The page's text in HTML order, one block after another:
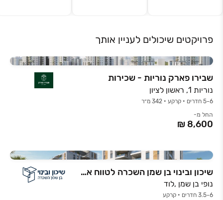
פרויקטים שיכולים לעניין אותך
שבירו פארק נוריות - שכירות
נוריות 1, ראשון לציון
5-6 חדרים • קרקע • 342 מ״ר
החל מ-
שיכון ובינוי בן שמן השכרה לטווח ארוך
נופי בן שמן ,לוד
3.5-6 חדרים • קרקע